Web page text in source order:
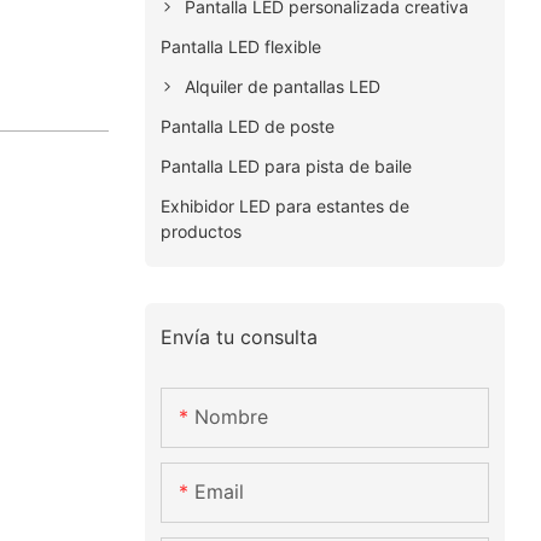
Pantalla LED personalizada creativa
Pantalla LED flexible
Alquiler de pantallas LED
Pantalla LED de poste
Pantalla LED para pista de baile
Exhibidor LED para estantes de
productos
Envía tu consulta
Nombre
Email